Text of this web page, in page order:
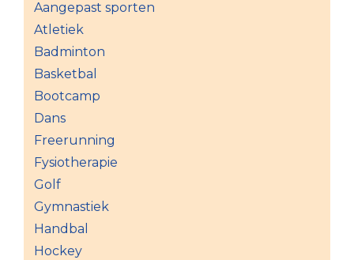
Aangepast sporten
Atletiek
Badminton
Basketbal
Bootcamp
Dans
Freerunning
Fysiotherapie
Golf
Gymnastiek
Handbal
Hockey